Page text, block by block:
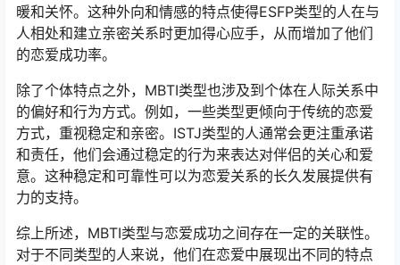
暖和关怀。这种外向和情感的特点使得ESFP类型的人在与
人相处和建立亲密关系时更加得心应手，从而增加了他们
的恋爱成功率。
除了个体特点之外，MBTI类型也涉及到个体在人际关系中
的偏好和行为方式。例如，一些类型更倾向于传统的恋爱
方式，重视稳定和亲密。ISTJ类型的人通常会更注重承诺
和责任，他们会通过稳定的行为来表达对伴侣的关心和爱
意。这种稳定和可靠性可以为恋爱关系的长久发展提供有
力的支持。
综上所述，MBTI类型与恋爱成功之间存在一定的关联性。
对于不同类型的人来说，他们在恋爱中展现出不同的特点